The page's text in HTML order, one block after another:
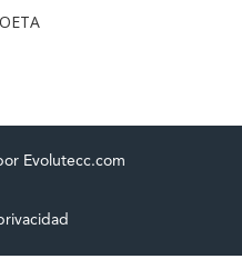
Evolutecc.com